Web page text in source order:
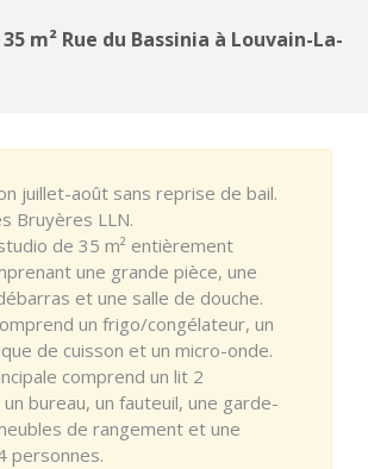
m² Rue du Bassinia à Louvain-La-
juillet-août sans reprise de bail.
Bruyères LLN.
de 35 m² entièrement
une grande pièce, une
et une salle de douche.
un frigo/congélateur, un
de cuisson et un micro-onde.
comprend un lit 2
bureau, un fauteuil, une garde-
de rangement et une
personnes.